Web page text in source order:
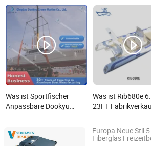
Was ist Sportfischer
Anpassbare Dookyu
Gummiboot
Was ist Rib680e
23FT
Ruderboot Yacht
Hypalon
Europa Neue Stil
Fiberglas
Qingdao Yoolwin Machinery Co., Ltd.